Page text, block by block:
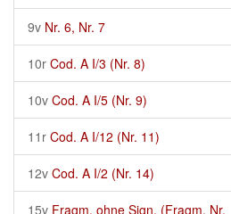
9v Nr. 6, Nr. 7
10r Cod. A I/3 (Nr. 8)
10v Cod. A I/5 (Nr. 9)
11r Cod. A I/12 (Nr. 11)
12v Cod. A I/2 (Nr. 14)
15v Fragm. ohne Sign. (Fragm. Nr.